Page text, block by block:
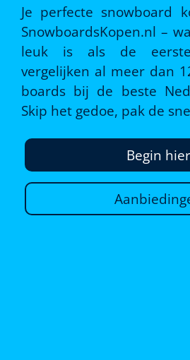
Je perfecte snowboard
SnowboardsKopen.nl –
leuk is als de
vergelijken al meer dan
boards bij de beste
Skip het gedoe, pak de
Begin hier